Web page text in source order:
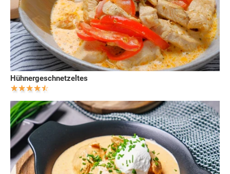
Hühnergeschnetzeltes